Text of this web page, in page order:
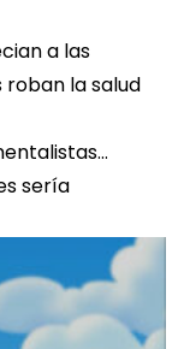
a las
roban la salud
sería